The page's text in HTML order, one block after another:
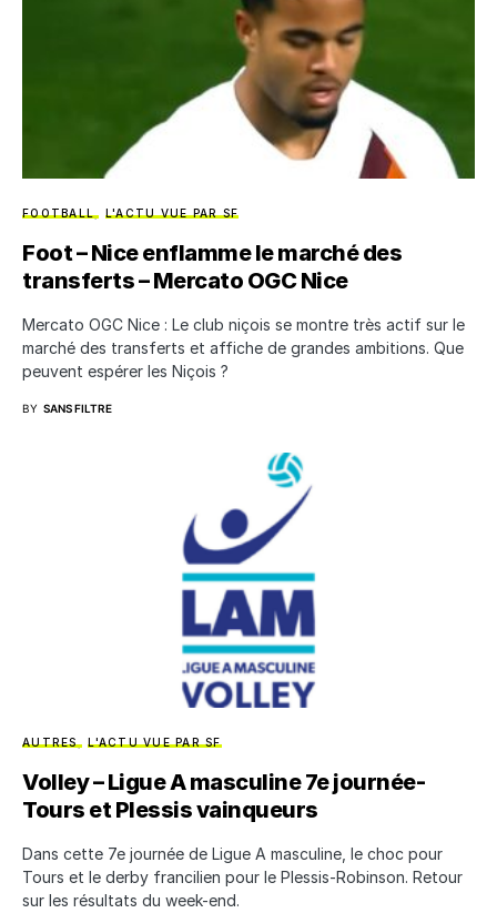
FOOTBALL L'ACTU VUE PAR SF
Foot – Nice enflamme le marché des
transferts – Mercato OGC Nice
Mercato OGC Nice : Le club niçois se montre très actif sur le
marché des transferts et affiche de grandes ambitions. Que
peuvent espérer les Niçois ?
BY SANS FILTRE
AUTRES L'ACTU VUE PAR SF
Volley – Ligue A masculine 7e journée-
Tours et Plessis vainqueurs
Dans cette 7e journée de Ligue A masculine, le choc pour
Tours et le derby francilien pour le Plessis-Robinson. Retour
sur les résultats du week-end.